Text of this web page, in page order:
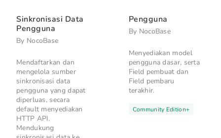
Sinkronisasi Data
Pengguna
By NocoBase
Mendaftarkan dan
mengelola sumber
sinkronisasi data
pengguna yang dapat
diperluas, secara
default menyediakan
HTTP API.
Mendukung
Pengguna
By NocoBase
Menyediakan model
pengguna dasar, serta
Field pembuat dan
Field pembaru
terakhir.
Community Edition+